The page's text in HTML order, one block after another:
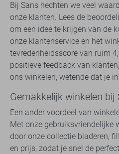
Bij Sans hechten we veel
onze klanten. Lees de
om een idee te krijgen van de
onze klantenservice en het
tevredenheidsscore van ruim
positieve feedback van
ons winkelen, wetende dat je
Gemakkelijk winkelen bij
Een ander voordeel van
Met onze gebruiksvriendelijke
door onze collectie bladeren,
en prijs, zodat je snel de